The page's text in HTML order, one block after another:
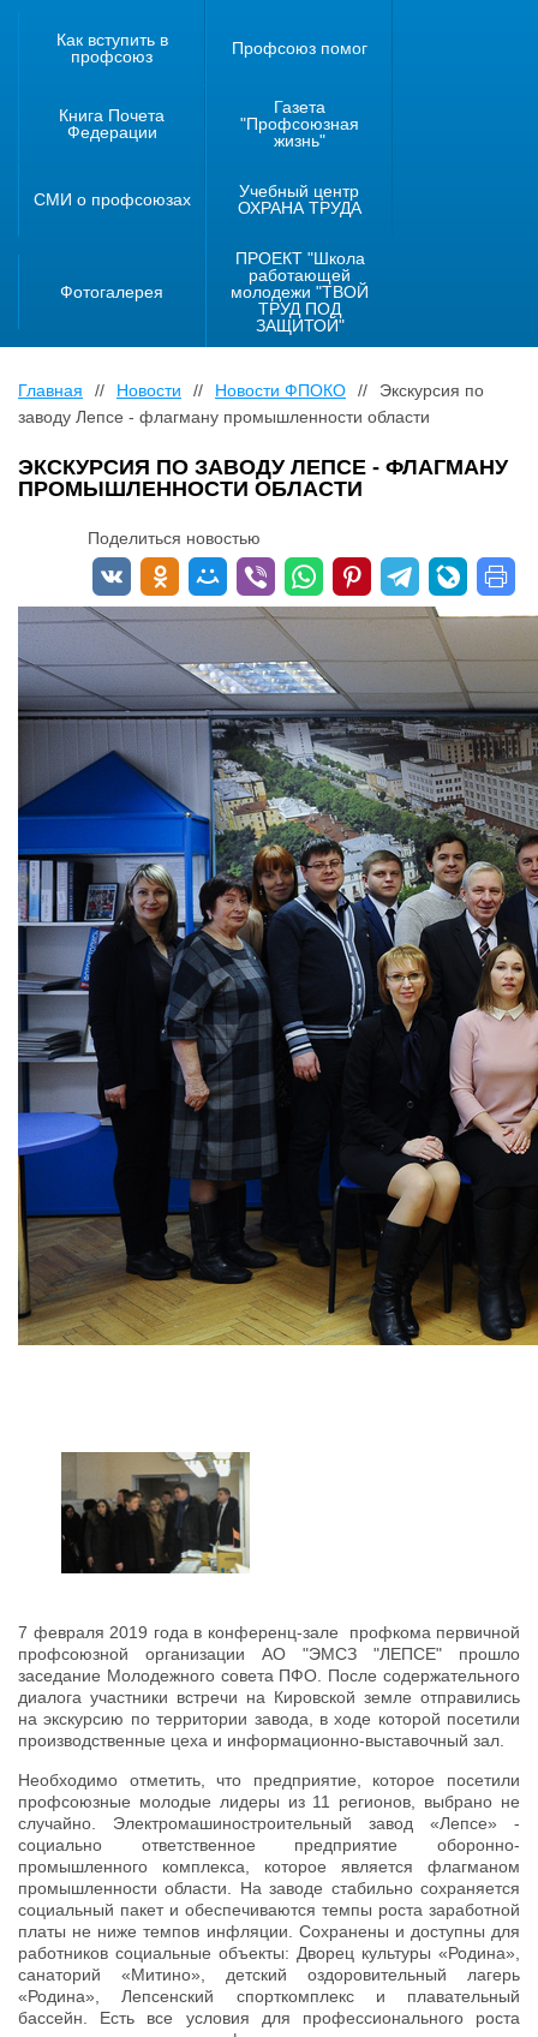
Как вступить в
профсоюз
Профсоюз помог
Книга Почета
Федерации
Газета
"Профсоюзная
жизнь"
СМИ о профсоюзах
Учебный центр
ОХРАНА ТРУДА
Фотогалерея
ПРОЕКТ "Школа
работающей
молодежи "ТВОЙ
ТРУД ПОД
ЗАЩИТОЙ"
Главная // Новости // Новости ФПОКО //
Экскурсия по
заводу Лепсе - флагману промышленности области
ЭКСКУРСИЯ ПО ЗАВОДУ ЛЕПСЕ - ФЛАГМАНУ
ПРОМЫШЛЕННОСТИ ОБЛАСТИ
Поделиться новостью
7 февраля 2019 года в конференц-зале профкома первичной
профсоюзной организации АО "ЭМСЗ "ЛЕПСЕ" прошло
заседание Молодежного совета ПФО. После содержательного
диалога участники встречи на Кировской земле отправились
на экскурсию по территории завода, в ходе которой посетили
производственные цеха и информационно-выставочный зал.
Необходимо отметить, что предприятие, которое посетили
профсоюзные молодые лидеры из 11 регионов, выбрано не
случайно. Электромашиностроительный завод «Лепсе» -
социально ответственное предприятие оборонно-
промышленного комплекса, которое является флагманом
промышленности области. На заводе стабильно сохраняется
социальный пакет и обеспечиваются темпы роста заработной
платы не ниже темпов инфляции. Сохранены и доступны для
работников социальные объекты: Дворец культуры «Родина»,
санаторий «Митино», детский оздоровительный лагерь
«Родина», Лепсенский спорткомплекс и плавательный
бассейн. Есть все условия для профессионального роста